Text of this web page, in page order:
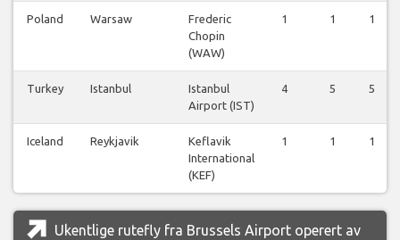
Poland Warsaw
Frederic
Chopin
(WAW)
1 1 1
Turkey Istanbul
Istanbul
Airport (IST)
4 5 5
Iceland Reykjavik
Keflavik
International
(KEF)
1 1 1
Ukentlige rutefly fra Brussels Airport operert av